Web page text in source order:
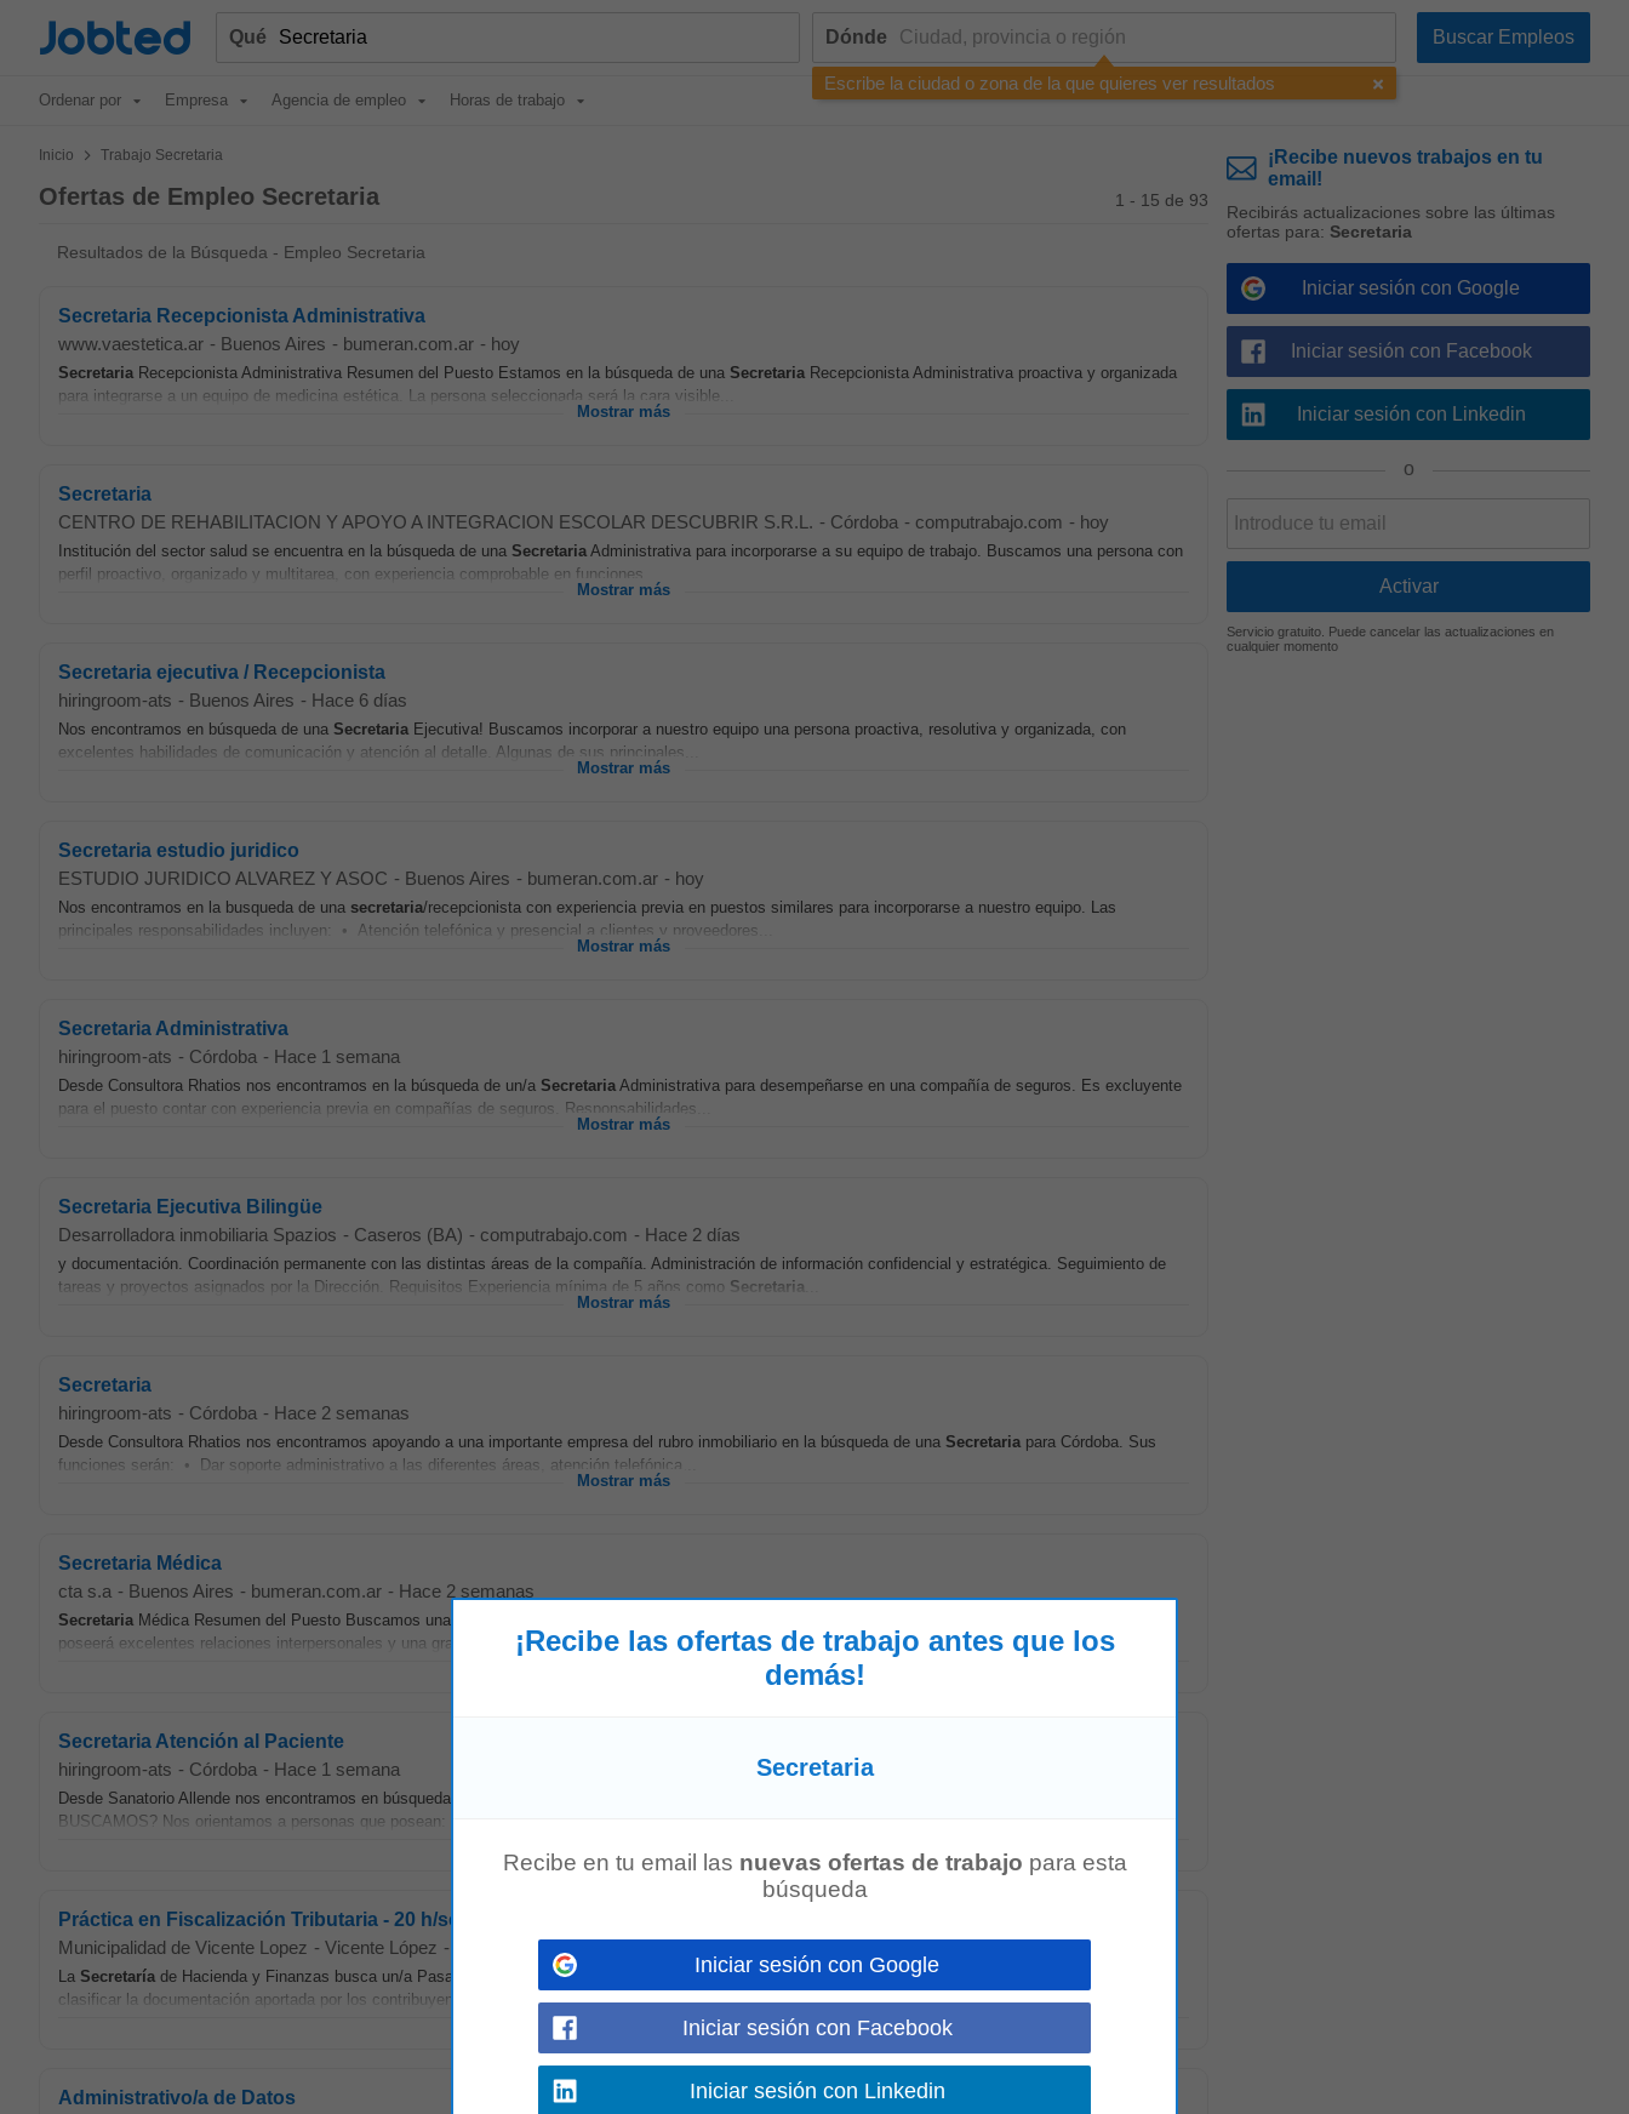
Jobted Qué Dónde
Escribe la ciudad o zona de la que quieres ver resultados
Ordenar por Empresa Agencia de empleo Horas de trabajo
Inicio > Trabajo Secretaria
Ofertas de Empleo Secretaria 1 - 15 de 93
Resultados de la Búsqueda - Empleo Secretaria
Secretaria Recepcionista Administrativa
www.vaestetica.ar - Buenos Aires - bumeran.com.ar - hoy
Secretaria Recepcionista Administrativa Resumen del Puesto Estamos en la búsqueda de una Secretaria Recepcionista Administrativa proactiva y organizada
para integrarse a un equipo de medicina estética. La persona seleccionada será la cara visible...
Mostrar más
Secretaria
CENTRO DE REHABILITACION Y APOYO A INTEGRACION ESCOLAR DESCUBRIR S.R.L. - Córdoba - computrabajo.com - hoy
Institución del sector salud se encuentra en la búsqueda de una Secretaria Administrativa para incorporarse a su equipo de trabajo. Buscamos una persona con
perfil proactivo, organizado y multitarea, con experiencia comprobable en funciones...
Mostrar más
Secretaria ejecutiva / Recepcionista
hiringroom-ats - Buenos Aires - Hace 6 días
Nos encontramos en búsqueda de una Secretaria Ejecutiva! Buscamos incorporar a nuestro equipo una persona proactiva, resolutiva y organizada, con
excelentes habilidades de comunicación y atención al detalle. Algunas de sus principales...
Mostrar más
Secretaria estudio juridico
ESTUDIO JURIDICO ALVAREZ Y ASOC - Buenos Aires - bumeran.com.ar - hoy
Nos encontramos en la busqueda de una secretaria/recepcionista con experiencia previa en puestos similares para incorporarse a nuestro equipo. Las
principales responsabilidades incluyen: • Atención telefónica y presencial a clientes y proveedores...
Mostrar más
Secretaria Administrativa
hiringroom-ats - Córdoba - Hace 1 semana
Desde Consultora Rhatios nos encontramos en la búsqueda de un/a Secretaria Administrativa para desempeñarse en una compañía de seguros. Es excluyente
para el puesto contar con experiencia previa en compañías de seguros. Responsabilidades...
Mostrar más
Secretaria Ejecutiva Bilingüe
Desarrolladora inmobiliaria Spazios - Caseros (BA) - computrabajo.com - Hace 2 días
y documentación. Coordinación permanente con las distintas áreas de la compañía. Administración de información confidencial y estratégica. Seguimiento de
tareas y proyectos asignados por la Dirección. Requisitos Experiencia mínima de 5 años como Secretaria
Mostrar más
Secretaria
hiringroom-ats - Córdoba - Hace 2 semanas
Desde Consultora Rhatios nos encontramos apoyando a una importante empresa del rubro inmobiliario en la búsqueda de una Secretaria para Córdoba. Sus
funciones serán: • Dar soporte administrativo a las diferentes áreas, atención telefónica...
Mostrar más
Secretaria Médica
cta s.a - Buenos Aires - bumeran.com.ar - Hace 2 semanas
Secretaria Médica Resumen del Puesto Buscamos una
poseerá excelentes relaciones interpersonales y una gran capacidad para el trabajo en equipo...
Secretaria Atención al Paciente
hiringroom-ats - Córdoba - Hace 1 semana
Desde Sanatorio Allende nos encontramos en búsqueda de personal para Atención al Paciente para incorporarse a nuestra Institución, en ambas Sedes ¿QUE
BUSCAMOS? Nos orientamos a personas que posean: • Actitud de servicio. • Empatia
Práctica en Fiscalización Tributaria - 20 h/sem
Municipalidad de Vicente Lopez - Vicente López - Hace 3 semanas
La Secretaría de Hacienda y Finanzas busca un/a Pasante para sumar a su equipo de la Dirección de Fiscalización Tributaria. Tareas a realizar Relevar y
clasificar la documentación aportada por los contribuyentes en el transcurso...
Administrativo/a de Datos
¡Recibe nuevos trabajos en tu
email!
Recibirás actualizaciones sobre las últimas
ofertas para: Secretaria
Iniciar sesión con Google
Iniciar sesión con Facebook
Iniciar sesión con Linkedin
o
Servicio gratuito. Puede cancelar las actualizaciones en
cualquier momento
¡Recibe las ofertas de trabajo antes que los
demás!
Secretaria
Recibe en tu email las nuevas ofertas de trabajo para esta
búsqueda
Iniciar sesión con Google
Iniciar sesión con Facebook
Iniciar sesión con Linkedin